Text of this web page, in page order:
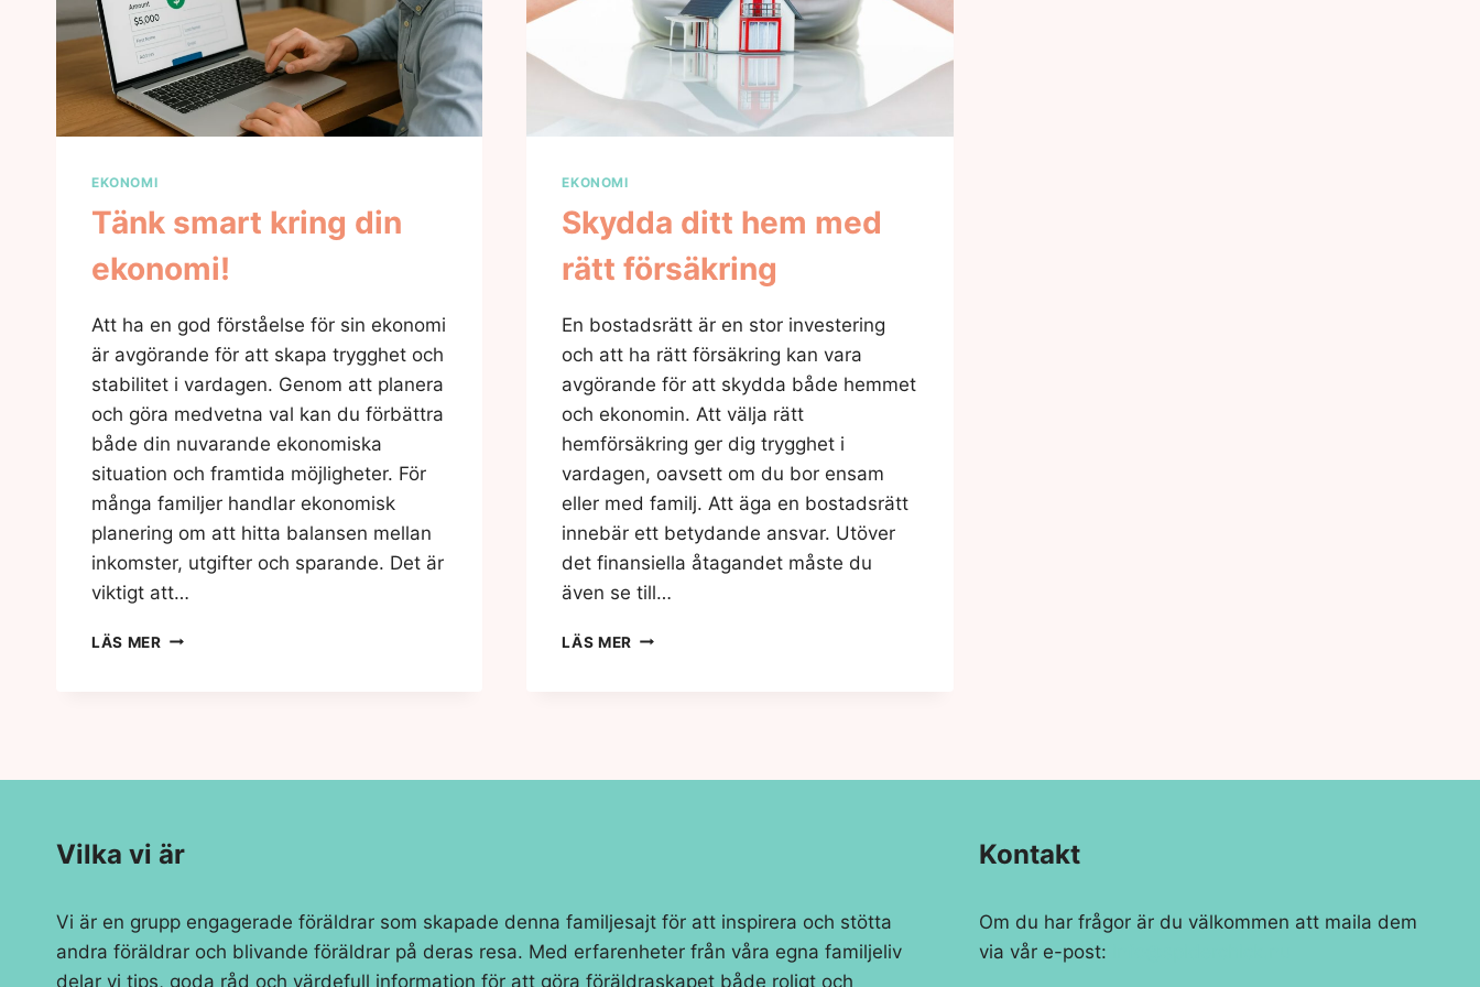
EKONOMI
Tänk smart kring din
ekonomi!
Att ha en god förståelse för sin ekonomi
är avgörande för att skapa trygghet och
stabilitet i vardagen. Genom att planera
och göra medvetna val kan du förbättra
både din nuvarande ekonomiska
situation och framtida möjligheter. För
många familjer handlar ekonomisk
planering om att hitta balansen mellan
inkomster, utgifter och sparande. Det är
viktigt att…
LÄS MERTÄNK
EKONOMI
Skydda ditt hem med
rätt försäkring
En bostadsrätt är en stor investering
och att ha rätt försäkring kan vara
avgörande för att skydda både hemmet
och ekonomin. Att välja rätt
hemförsäkring ger dig trygghet i
vardagen, oavsett om du bor ensam
eller med familj. Att äga en bostadsrätt
innebär ett betydande ansvar. Utöver
det finansiella åtagandet måste du
även se till…
LÄS MER SKYDDA
Vilka vi är
Vi är en grupp engagerade föräldrar som skapade denna familjesajt för att inspirera och stötta
andra föräldrar och blivande föräldrar på deras resa. Med erfarenheter från våra egna familjeliv
delar vi tips, goda råd och värdefull information för att göra föräldraskapet både roligt och
Kontakt
Om du har frågor är du välkommen att maila dem
via vår e-post: